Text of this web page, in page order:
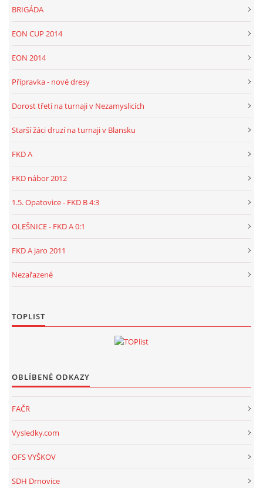
BRIGÁDA
EON CUP 2014
EON 2014
Přípravka - nové dresy
Dorost třetí na turnaji v Nezamyslicích
Starší žáci druzí na turnaji v Blansku
FKD A
FKD nábor 2012
1.5. Opatovice - FKD B 4:3
OLEŠNICE - FKD A 0:1
FKD A jaro 2011
Nezařazené
TOPLIST
OBLÍBENÉ ODKAZY
FAČR
Vysledky.com
OFS VYŠKOV
SDH Drnovice